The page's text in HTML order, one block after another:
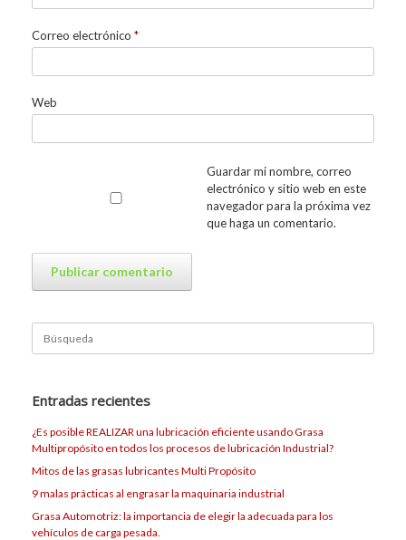
Correo electrónico *
Web
Guardar mi nombre, correo
electrónico y sitio web en este
navegador para la próxima vez
que haga un comentario.
Buscar:
Entradas recientes
¿Es posible REALIZAR una lubricación eficiente usando Grasa
Multipropósito en todos los procesos de lubricación Industrial?
Mitos de las grasas lubricantes Multi Propósito
9 malas prácticas al engrasar la maquinaria industrial
Grasa Automotriz: la importancia de elegir la adecuada para los
vehículos de carga pesada.